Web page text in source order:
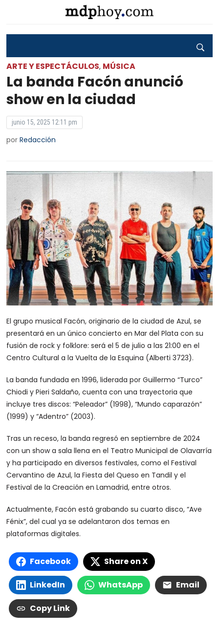
ARTE Y ESPECTÁCULOS, MÚSICA
La banda Facón anunció
show en la ciudad
junio 15, 2025 12:11 pm
porRedacción
El grupo musical Facón, originario de la ciudad de Azul, se
presentará en un único concierto en Mar del Plata con su
fusión de rock y folklore: será el 5 de julio a las 21:00 en el
Centro Cultural a la Vuelta de la Esquina (Alberti 3723).
La banda fundada en 1996, liderada por Guillermo “Turco”
Chiodi y Pieri Saldaño, cuenta con una trayectoria que
incluye tres discos: “Peleador” (1998), “Mundo caparazón”
(1999) y “Adentro” (2003).
Tras un receso, la banda regresó en septiembre de 2024
con un show a sala llena en el Teatro Municipal de Olavarría
y ha participado en diversos festivales, como el Festival
Cervantino de Azul, la Fiesta del Queso en Tandil y el
Festival de la Creación en Lamadrid, entre otros.
Actualmente, Facón está grabando su cuarto disco, “Ave
Fénix”, del cual ya se adelantaron dos temas en
plataformas digitales.
Facebook Share on X
LinkedIn WhatsApp Email
Copy Link